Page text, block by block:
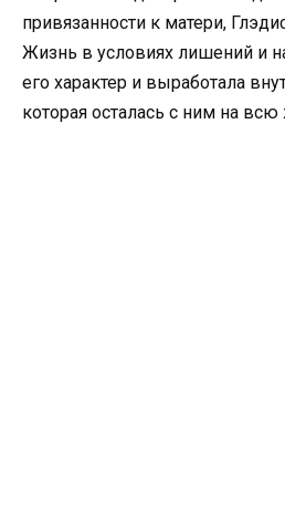
привязанности к матери,
Жизнь в условиях лишений и
его характер и выработала
которая осталась с ним на всю